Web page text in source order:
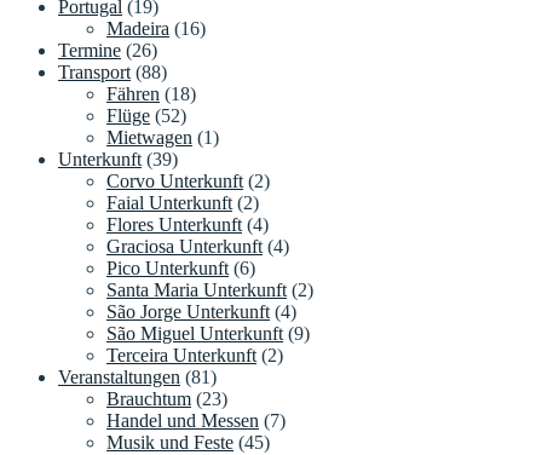
Portugal (19)
Madeira (16)
Termine (26)
Transport (88)
Fähren (18)
Flüge (52)
Mietwagen (1)
Unterkunft (39)
Corvo Unterkunft (2)
Faial Unterkunft (2)
Flores Unterkunft (4)
Graciosa Unterkunft (4)
Pico Unterkunft (6)
Santa Maria Unterkunft (2)
São Jorge Unterkunft (4)
São Miguel Unterkunft (9)
Terceira Unterkunft (2)
Veranstaltungen (81)
Brauchtum (23)
Handel und Messen (7)
Musik und Feste (45)